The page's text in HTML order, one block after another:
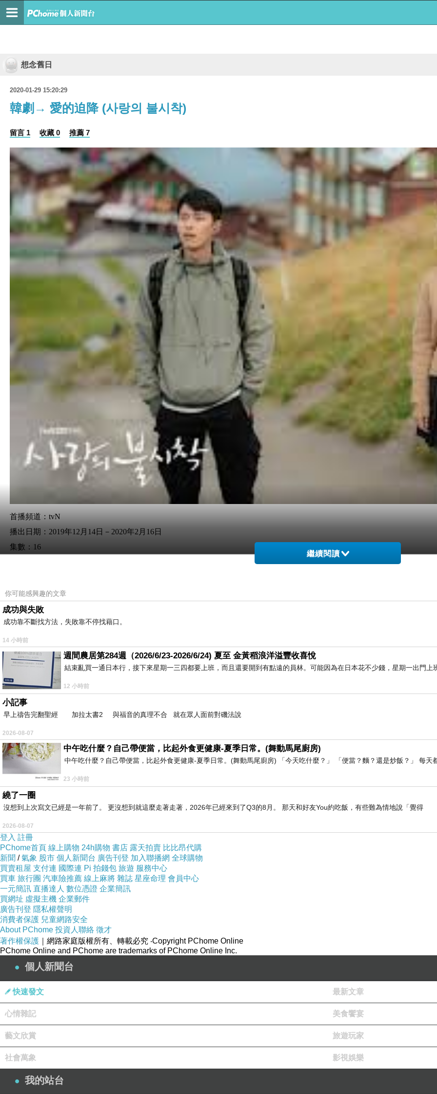
想念舊日
2020-01-29 15:20:29
韓劇→ 愛的迫降 (사랑의 불시착)
留言 1 收藏 0 推薦 7
首播頻道：tvN
播出日期： 2019年12月14日－2020年2月16日
集數：16
繼續閱讀
你可能感興趣的文章
成功與失敗
成功靠不斷找方法，失敗靠不停找藉口。
14 小時前
週間農居第284週（2026/6/23-2026/6/24) 夏至 金黃稻浪洋溢豐收喜悅
結束亂買一通日本行，接下來星期一三四都要上班，而且還要開到有點遠的員林。可能因為在日本花不少錢，星期一出門上
12 小時前
小記事
早上禱告完翻聖經 加拉太書2 與福音的真理不合 就在眾人面前對磯法說
2026-08-07
中午吃什麼？自己帶便當，比起外食更健康-夏季日常。(舞動馬尾廚房)
中午吃什麼？自己帶便當，比起外食更健康-夏季日常。(舞動馬尾廚房) 「今天吃什麼？」 「便當？麵？還是炒飯？」 每天
23 小時前
繞了一圈
沒想到上次寫文已經是一年前了。 更沒想到就這麼走著走著，2026年已經來到了Q3的8月。 那天和好友You約吃飯，有些難為情地說「覺得
2026-08-07
登入 註冊
PChome首頁 線上購物 24h購物 書店 露天拍賣 比比昂代購
新聞 /氣象 股市 個人新聞台 廣告刊登 加入聯播網 全球購物
買賣租屋 支付連 國際連 Pi 拍錢包 旅遊 服務中心
買車 旅行團 汽車險推薦 線上麻將 雜誌 星座命理 會員中心
一元簡訊 直播達人 數位憑證 企業簡訊
買網址 虛擬主機 企業郵件
廣告刊登 隱私權聲明
消費者保護 兒童網路安全
About PChome 投資人聯絡 徵才
著作權保護 ｜網路家庭版權所有、轉載必究 ‧Copyright PChome Online
PChome Online and PChome are trademarks of PChome Online Inc.
個人新聞台
快速發文 最新文章
心情雜記 美食饗宴
藝文欣賞 旅遊玩家
社會萬象 影視娛樂
我的站台